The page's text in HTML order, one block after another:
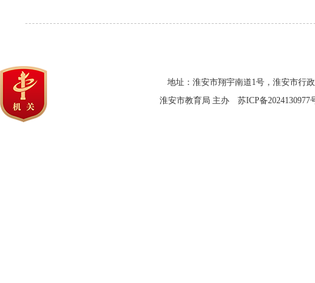
地址：淮安市翔宇南道1号，淮安市行
淮安市教育局 主办 苏ICP备2024130977